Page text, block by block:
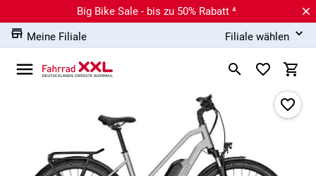
Big Bike Sale - bis zu 50% Rabatt ⁴
Meine Filiale
Filiale wählen